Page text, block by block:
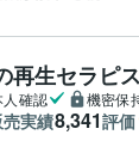
再生セラピ
人確認 機密保
実績8,341評価